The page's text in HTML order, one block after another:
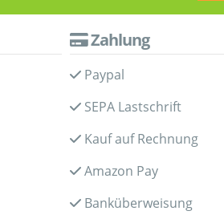
Zahlung
Paypal
SEPA Lastschrift
Kauf auf Rechnung
Amazon Pay
Banküberweisung